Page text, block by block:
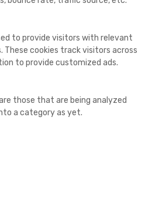
to provide visitors with relevant
These cookies track visitors across
to provide customized ads.
those that are being analyzed
a category as yet.